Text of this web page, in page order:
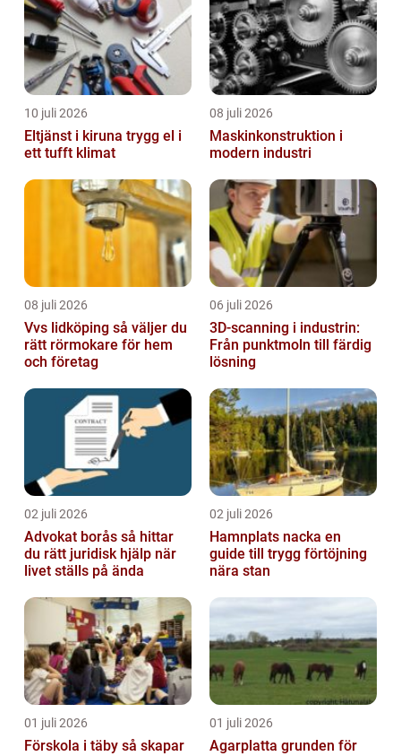
10 juli 2026
Eltjänst i kiruna trygg el i
ett tufft klimat
08 juli 2026
Maskinkonstruktion i
modern industri
08 juli 2026
Vvs lidköping så väljer du
rätt rörmokare för hem
och företag
06 juli 2026
3D-scanning i industrin:
Från punktmoln till färdig
lösning
02 juli 2026
Advokat borås så hittar
du rätt juridisk hjälp när
livet ställs på ända
02 juli 2026
Hamnplats nacka en
guide till trygg förtöjning
nära stan
01 juli 2026
Förskola i täby så skapar
01 juli 2026
Agarplatta grunden för